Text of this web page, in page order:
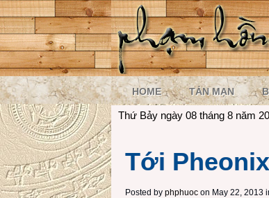
HOME TẢN MẠN
Thứ Bảy ngày 08 tháng 8 năm
Tới
Posted by phphuoc on May 22, 2013